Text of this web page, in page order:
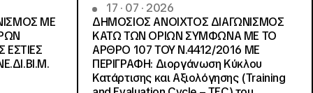
ΜΕ
ΕΣΤΙΕΣ
17 · 07 · 2026
ΔΗΜΟΣΙΟΣ ΑΝΟΙΧΤΟΣ ΔΙΑΓΩΝΙΣΜΟΣ
ΚΑΤΩ ΤΩΝ ΟΡΙΩΝ ΣΥΜΦΩΝΑ ΜΕ ΤΟ
ΑΡΘΡΟ 107 ΤΟΥ Ν.4412/2016 ΜΕ
ΠΕΡΙΓΡΑΦΗ: Διοργάνωση Κύκλου
Κατάρτισης και Αξιολόγησης (Training